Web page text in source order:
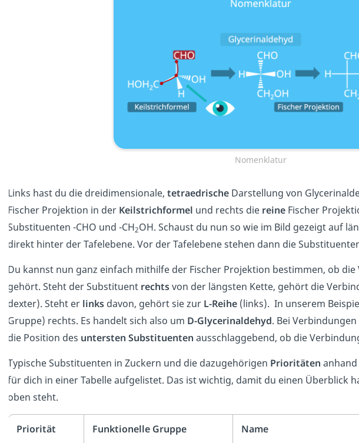
Nomenklatur
Links hast du die dreidimensionale, tetraedrische Darstellung von
Fischer Projektion in der Keilstrichformel und rechts die reine Fischer
Substituenten -CHO und -CH2OH. Schaust du nun so wie im Bild gezeigt auf
direkt hinter der Tafelebene. Vor der Tafelebene stehen dann die
Du kannst nun ganz einfach mithilfe der Fischer Projektion bestimmen, ob die
gehört. Steht der Substituent rechtsvon der längsten Kette, gehört die
dexter). Steht er links davon, gehört sie zur L-Reihe (links). In unserem
Gruppe) rechts. Es handelt sich also um D-Glycerinaldehyd. Bei
die Position des untersten Substituenten ausschlaggebend, ob die
Typische Substituenten in Zuckern und die dazugehörigen Prioritäten
für dich in einer Tabelle aufgelistet. Das ist wichtig, damit du einen Überblick
oben steht.
Priorität Funktionelle Gruppe Name